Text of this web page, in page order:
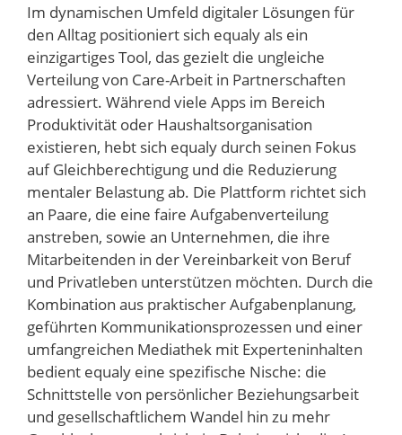
Im dynamischen Umfeld digitaler Lösungen für
den Alltag positioniert sich equaly als ein
einzigartiges Tool, das gezielt die ungleiche
Verteilung von Care-Arbeit in Partnerschaften
adressiert. Während viele Apps im Bereich
Produktivität oder Haushaltsorganisation
existieren, hebt sich equaly durch seinen Fokus
auf Gleichberechtigung und die Reduzierung
mentaler Belastung ab. Die Plattform richtet sich
an Paare, die eine faire Aufgabenverteilung
anstreben, sowie an Unternehmen, die ihre
Mitarbeitenden in der Vereinbarkeit von Beruf
und Privatleben unterstützen möchten. Durch die
Kombination aus praktischer Aufgabenplanung,
geführten Kommunikationsprozessen und einer
umfangreichen Mediathek mit Experteninhalten
bedient equaly eine spezifische Nische: die
Schnittstelle von persönlicher Beziehungsarbeit
und gesellschaftlichem Wandel hin zu mehr